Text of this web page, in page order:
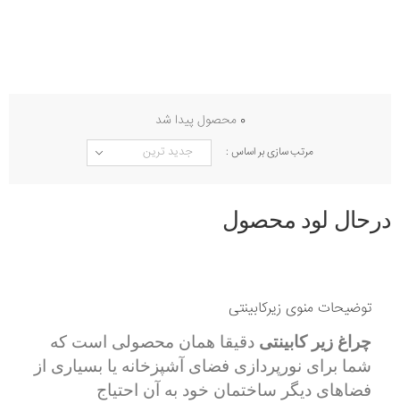
0 محصول پیدا شد
مرتب سازی بر اساس :
درحال لود محصول
توضیحات منوی زیرکابینتی
چراغ زیر کابینتی دقیقا همان محصولی است که
شما برای نورپردازی فضای آشپزخانه یا بسیاری از
فضاهای دیگر ساختمان خود به آن احتیاج